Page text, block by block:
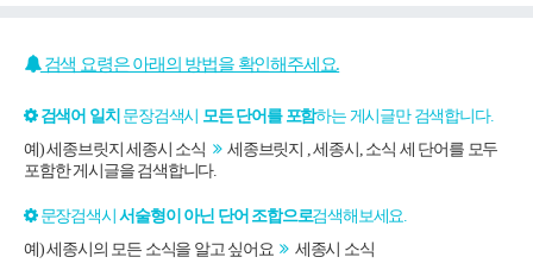
검색 요령은 아래의 방법을 확인해주세요.
검색어 일치 문장검색시 모든 단어를 포함하는 게시글만 검색합니다.
예) 세종브릿지 세종시 소식
세종브릿지 , 세종시, 소식 세 단어를 모두
포함한 게시글을 검색합니다.
문장검색시서술형이 아닌 단어 조합으로검색해보세요.
예) 세종시의 모든 소식을 알고 싶어요 세종시 소식